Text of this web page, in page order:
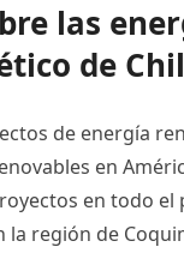
las
de
de energía
en
en todo el
la región de